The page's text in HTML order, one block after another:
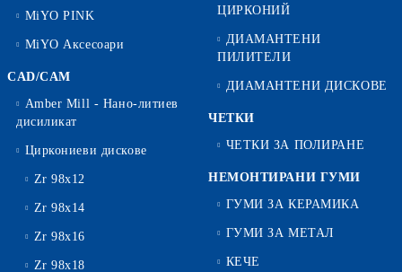
MiYO PINK
MiYO Аксесоари
CAD/CAM
Amber Mill - Нано-литиев
дисиликат
Циркониеви дискове
Zr 98x12
Zr 98x14
Zr 98x16
Zr 98x18
ЦИРКОНИЙ
ДИАМАНТЕНИ
ПИЛИТЕЛИ
ДИАМАНТЕНИ ДИСКОВЕ
ЧЕТКИ
ЧЕТКИ ЗА ПОЛИРАНЕ
НЕМОНТИРАНИ ГУМИ
ГУМИ ЗА КЕРАМИКА
ГУМИ ЗА МЕТАЛ
КЕЧЕ